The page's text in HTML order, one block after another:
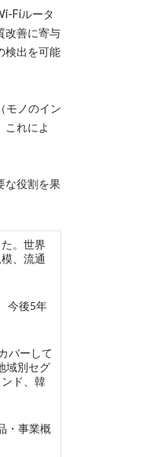
Fiルータ
改善に寄与
検出を可能
モノのイン
これによ
な役割を果
。世界
、流通
今後5年
バーして
域別セグ
ド、韓
・事業概